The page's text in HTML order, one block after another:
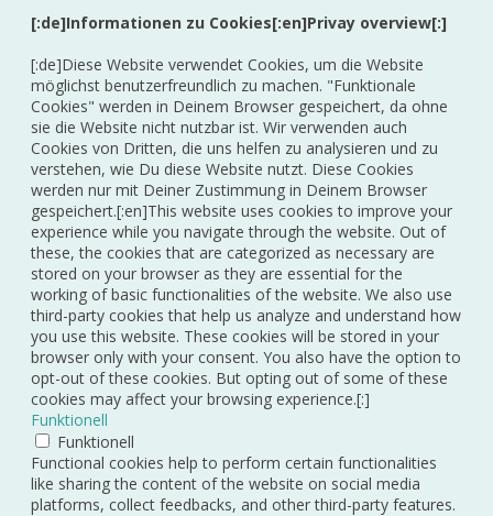
[:de]Informationen zu Cookies[:en]Privay overview[:]
[:de]Diese Website verwendet Cookies, um die Website
möglichst benutzerfreundlich zu machen. "Funktionale
Cookies" werden in Deinem Browser gespeichert, da ohne
sie die Website nicht nutzbar ist. Wir verwenden auch
Cookies von Dritten, die uns helfen zu analysieren und zu
verstehen, wie Du diese Website nutzt. Diese Cookies
werden nur mit Deiner Zustimmung in Deinem Browser
gespeichert.[:en]This website uses cookies to improve your
experience while you navigate through the website. Out of
these, the cookies that are categorized as necessary are
stored on your browser as they are essential for the
working of basic functionalities of the website. We also use
third-party cookies that help us analyze and understand how
you use this website. These cookies will be stored in your
browser only with your consent. You also have the option to
opt-out of these cookies. But opting out of some of these
cookies may affect your browsing experience.[:]
Funktionell
Funktionell
Functional cookies help to perform certain functionalities
like sharing the content of the website on social media
platforms, collect feedbacks, and other third-party features.